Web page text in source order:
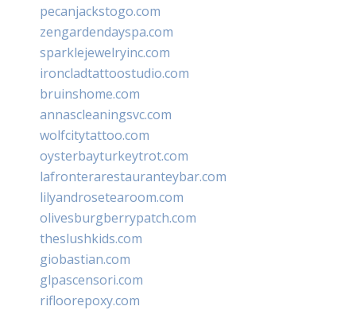
pecanjackstogo.com
zengardendayspa.com
sparklejewelryinc.com
ironcladtattoostudio.com
bruinshome.com
annascleaningsvc.com
wolfcitytattoo.com
oysterbayturkeytrot.com
lafronterarestauranteybar.com
lilyandrosetearoom.com
olivesburgberrypatch.com
theslushkids.com
giobastian.com
glpascensori.com
rifloorepoxy.com